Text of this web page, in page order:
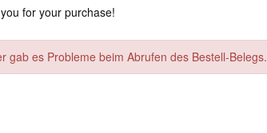
for your purchase!
gab es Probleme beim Abrufen des Bestell-Belegs.